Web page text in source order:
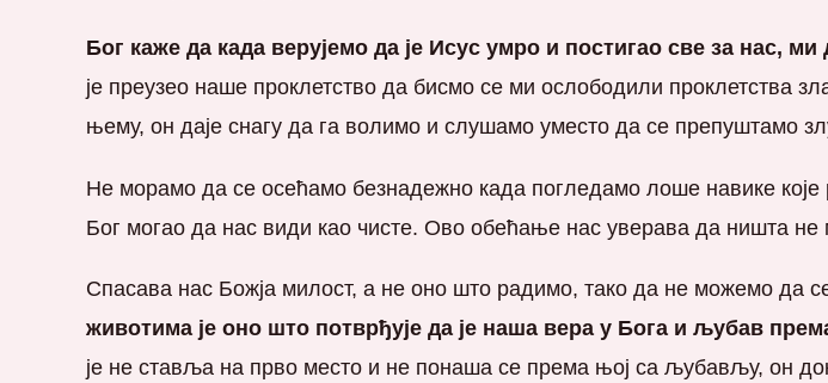
Бог каже да када верујемо да је Исус умро и постигао све за нас,
је преузео наше проклетство да бисмо се ми ослободили проклетства
њему, он даје снагу да га волимо и слушамо уместо да се препуштамо
Не морамо да се осећамо безнадежно када погледамо лоше навике
Бог могао да нас види као чисте. Ово обећање нас уверава да ништа
Спасава нас Божја милост, a не онo што радимо, тако да не можемо да
животима је оно што потврђује да је наша вера у Бога и љубав
је не ставља на прво место и не понаша се према њој са љубављу, он